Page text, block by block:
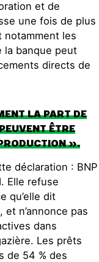
et de
une fois de plus
les
la banque peut
directs de
LA PART DE
ÊTRE
».
déclaration : BNP
Elle refuse
qu’elle dit
n’annonce pas
dans
Les prêts
de 54 % des